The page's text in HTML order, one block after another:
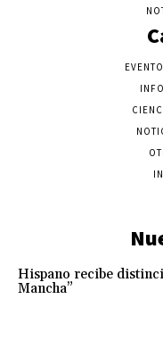
Hispano recibe
Mancha”